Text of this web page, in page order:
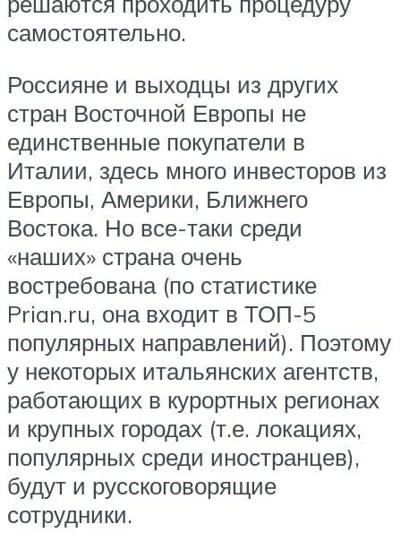
самостоятельно.
Россияне и выходцы из других
стран Восточной Европы не
единственные покупатели в
Италии, здесь много инвесторов из
Европы, Америки, Ближнего
Востока. Но все-таки среди
«наших» страна очень
востребована (по статистике
Prian.ru, она входит в ТОП-5
популярных направлений). Поэтому
у некоторых итальянских агентств,
работающих в курортных регионах
и крупных городах (т.е. локациях,
популярных среди иностранцев),
будут и русскоговорящие
сотрудники.